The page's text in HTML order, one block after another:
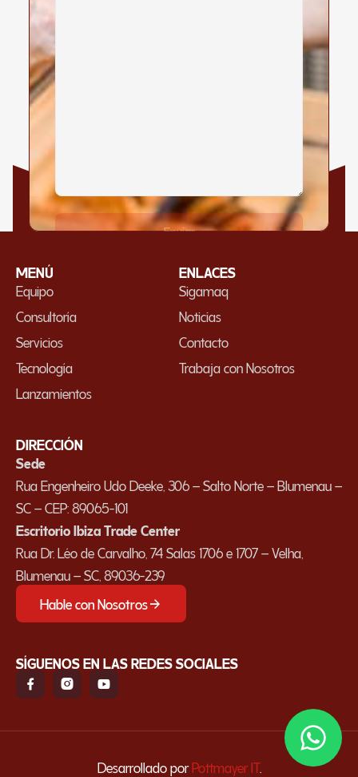
MENÚ
Equipo
Consultoría
Servicios
Tecnología
Lanzamientos
ENLACES
Sigamaq
Noticias
Contacto
Trabaja con Nosotros
DIRECCIÓN
Sede
Rua Engenheiro Udo Deeke, 306 – Salto Norte – Blumenau –
SC – CEP: 89065-101
Escritorio Ibiza Trade Center
Rua Dr. Léo de Carvalho, 74 Salas 1706 e 1707 – Velha,
Blumenau – SC, 89036-239
Hable con Nosotros
SÍGUENOS EN LAS REDES SOCIALES
Desarrollado porPottmayer IT.